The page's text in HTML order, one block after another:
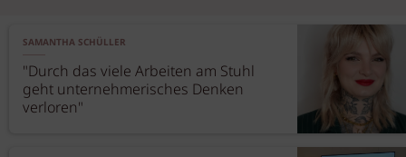
SAMANTHA SCHÜLLER
"Durch das viele Arbeiten am Stuhl
geht unternehmerisches Denken
verloren"